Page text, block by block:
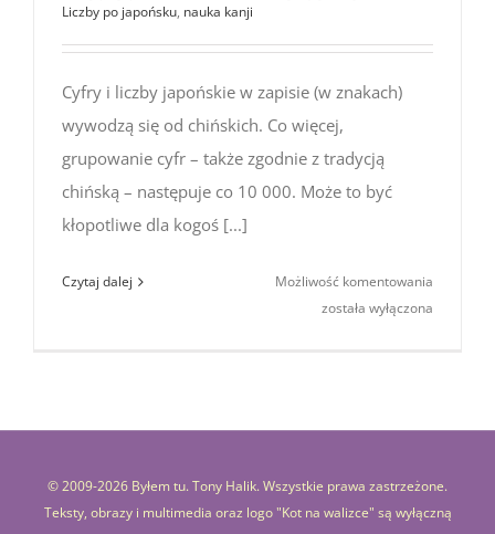
Liczby po japońsku, nauka kanji
Cyfry i liczby japońskie w zapisie (w znakach)
wywodzą się od chińskich. Co więcej,
grupowanie cyfr – także zgodnie z tradycją
chińską – następuje co 10 000. Może to być
kłopotliwe dla kogoś [...]
Czytaj dalej Możliwość komentowania
została wyłączona
© 2009-2026 Byłem tu. Tony Halik. Wszystkie prawa zastrzeżone.
Teksty, obrazy i multimedia oraz logo "Kot na walizce" są wyłączną